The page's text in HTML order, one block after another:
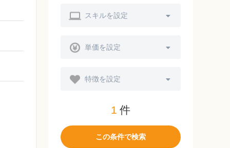
スキルを設定
単価を設定
特徴を設定
1 件
この条件で検索